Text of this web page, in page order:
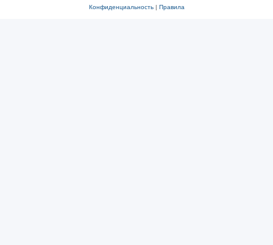
Конфиденциальность| Правила